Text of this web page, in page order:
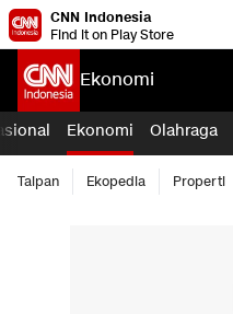
CNN Indonesia
Find it on Play Store
Ekonomi
Ekonomi Olahraga
Taipan Ekopedia Properti